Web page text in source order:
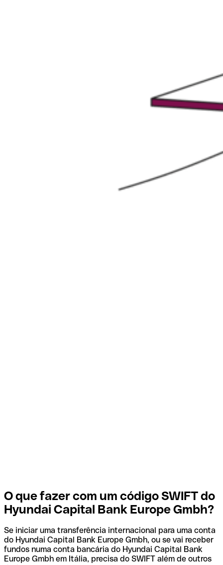
O que fazer com um código SWIFT do
Hyundai Capital Bank Europe Gmbh?
Se iniciar uma transferência internacional para uma conta
do Hyundai Capital Bank Europe Gmbh, ou se vai receber
fundos numa conta bancária do Hyundai Capital Bank
Europe Gmbh em Itália, precisa do SWIFT além de outros